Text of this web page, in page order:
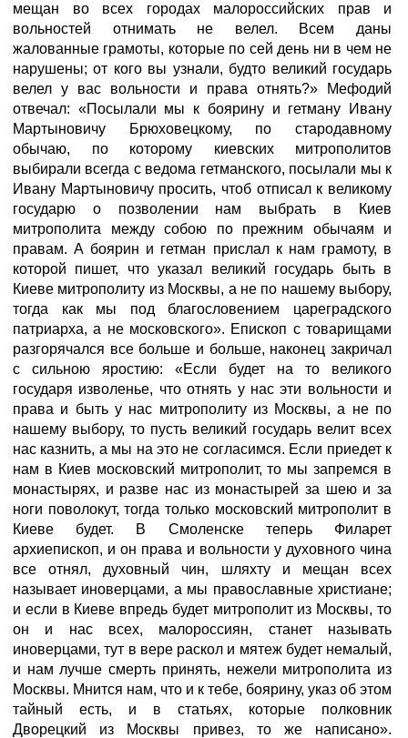
мещан во всех городах малороссийских прав и
вольностей отнимать не велел. Всем даны
жалованные грамоты, которые по сей день ни в чем не
нарушены; от кого вы узнали, будто великий государь
велел у вас вольности и права отнять?» Мефодий
отвечал: «Посылали мы к боярину и гетману Ивану
Мартыновичу Брюховецкому, по стародавному
обычаю, по которому киевских митрополитов
выбирали всегда с ведома гетманского, посылали мы к
Ивану Мартыновичу просить, чтоб отписал к великому
государю о позволении нам выбрать в Киев
митрополита между собою по прежним обычаям и
правам. А боярин и гетман прислал к нам грамоту, в
которой пишет, что указал великий государь быть в
Киеве митрополиту из Москвы, а не по нашему выбору,
тогда как мы под благословением цареградского
патриарха, а не московского». Епископ с товарищами
разгорячался все больше и больше, наконец закричал
с сильною яростию: «Если будет на то великого
государя изволенье, что отнять у нас эти вольности и
права и быть у нас митрополиту из Москвы, а не по
нашему выбору, то пусть великий государь велит всех
нас казнить, а мы на это не согласимся. Если приедет к
нам в Киев московский митрополит, то мы запремся в
монастырях, и разве нас из монастырей за шею и за
ноги поволокут, тогда только московский митрополит в
Киеве будет. В Смоленске теперь Филарет
архиепископ, и он права и вольности у духовного чина
все отнял, духовный чин, шляхту и мещан всех
называет иноверцами, а мы православные христиане;
и если в Киеве впредь будет митрополит из Москвы, то
он и нас всех, малороссиян, станет называть
иноверцами, тут в вере раскол и мятеж будет немалый,
и нам лучше смерть принять, нежели митрополита из
Москвы. Мнится нам, что и к тебе, боярину, указ об этом
тайный есть, и в статьях, которые полковник
Дворецкий из Москвы привез, то же написано».